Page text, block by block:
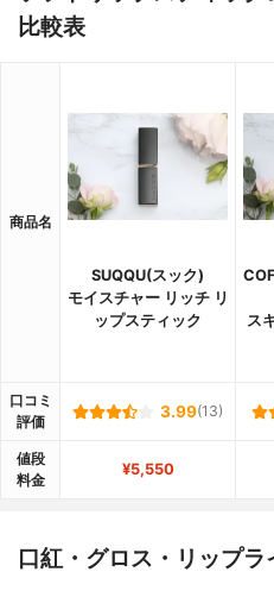
比較表
商品名
SUQQU(スック)
モイスチャー リッチ リ
ップスティック
ス
口コミ
評価
3.99(13)
値段
料金
¥5,550
口紅・グロス・リップ